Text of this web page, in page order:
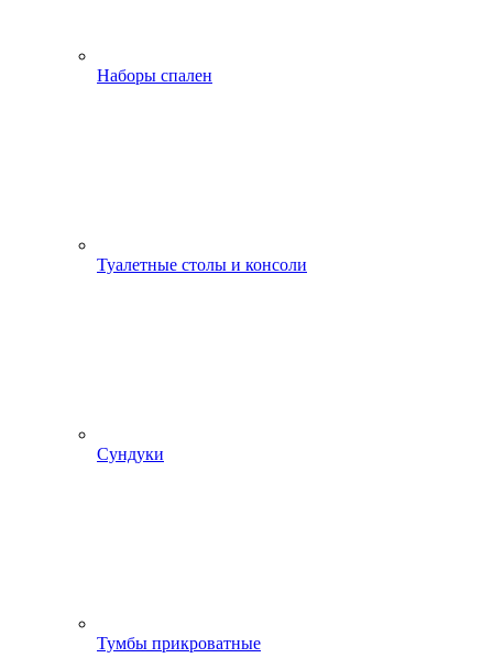
Наборы спален
Туалетные столы и консоли
Сундуки
Тумбы прикроватные